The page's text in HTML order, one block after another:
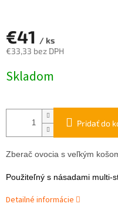
€41 / ks
€33,33 bez DPH
cena:
Skladom
Pridať do
Zberač ovocia s veľkým
Použiteľný s násadami multi-
Detailné informácie